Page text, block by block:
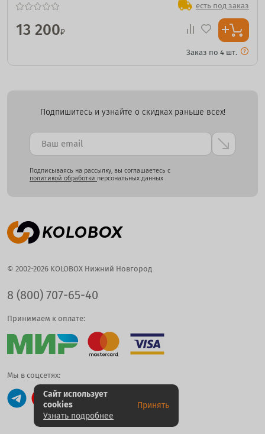
есть под заказ
13 200₽
Заказ по 4 шт.
Подпишитесь и узнайте о скидках раньше всех!
Подписываясь на рассылку, вы соглашаетесь с
политикой обработки персональных данных
© 2002-2026 KOLOBOX Нижний Новгород
8 (800) 707-65-40
Принимаем к оплате:
Мы в соцсетях:
Сайт использует
cookies
Узнать подробнее
Принять